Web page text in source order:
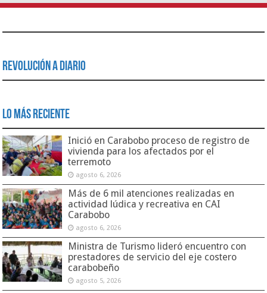
Revolución a Diario
Lo Más Reciente
Inició en Carabobo proceso de registro de
vivienda para los afectados por el
terremoto
agosto 6, 2026
Más de 6 mil atenciones realizadas en
actividad lúdica y recreativa en CAI
Carabobo
agosto 6, 2026
Ministra de Turismo lideró encuentro con
prestadores de servicio del eje costero
carabobeño
agosto 5, 2026